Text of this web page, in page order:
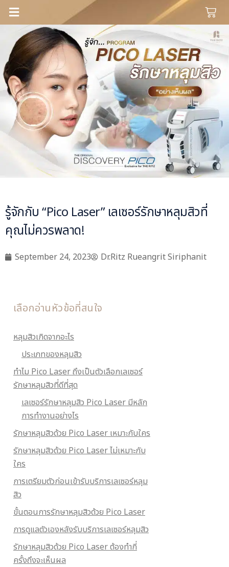
รู้จักกับ “Pico Laser” เลเซอร์รักษาหลุมสิวที่
คุณไม่ควรพลาด!
September 24, 2023 Dr.Ritz Rueangrit Siriphanit
เลือกอ่านหัวข้อที่สนใจ
หลุมสิวเกิดจากอะไร
ประเภทของหลุมสิว
ทำไม Pico Laser ถึงเป็นตัวเลือกเลเซอร์
รักษาหลุมสิวที่ดีที่สุด
เลเซอร์รักษาหลุมสิว Pico Laser มีหลัก
การทำงานอย่างไร
รักษาหลุมสิวด้วย Pico Laser เหมาะกับใคร
รักษาหลุมสิวด้วย Pico Laser ไม่เหมาะกับ
ใคร
การเตรียมตัวก่อนเข้ารับบริการเลเซอร์หลุม
สิว
ขั้นตอนการรักษาหลุมสิวด้วย Pico Laser
การดูแลตัวเองหลังรับบริการเลเซอร์หลุมสิว
รักษาหลุมสิวด้วย Pico Laser ต้องทำกี่
ครั้งถึงจะเห็นผล